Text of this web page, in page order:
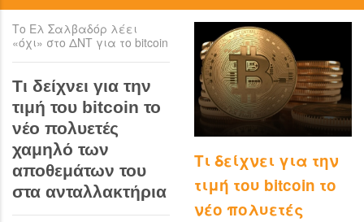
Το Ελ Σαλβαδόρ λέει
«όχι» στο ΔΝΤ για το bitcoin
Τι δείχνει για την
τιμή του bitcoin το
νέο πολυετές
χαμηλό των
αποθεμάτων του
στα ανταλλακτήρια
Το Ελ Σαλβαδόρ
λέει «όχι» στο ΔΝΤ
για το bitcoin
Τι δείχνει για την
τιμή του bitcoin το
νέο πολυετές